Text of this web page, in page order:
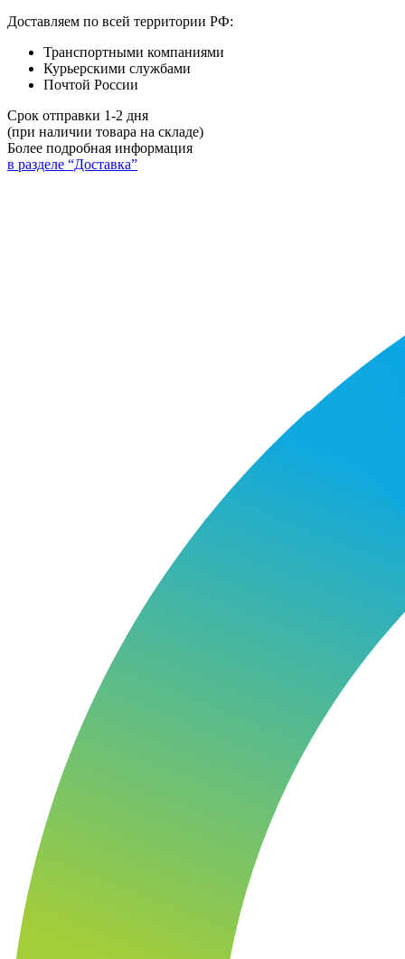
Доставляем по всей территории РФ:
Транспортными компаниями
Курьерскими службами
Почтой России
Срок отправки 1-2 дня
(при наличии товара на складе)
Более подробная информация
в разделе “Доставка”